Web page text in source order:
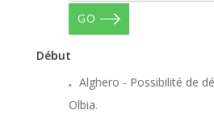
GO
Début
Alghero - Possibilité de
Olbia.